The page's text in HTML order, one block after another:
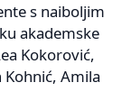
s naiboljim
akademske
Kokorović,
Amila